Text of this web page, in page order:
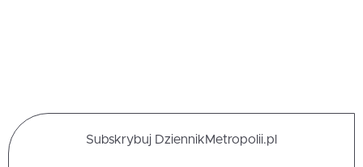
Subskrybuj DziennikMetropolii.pl